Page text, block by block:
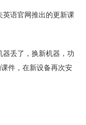
语官网推出的更新课
丢了，换新机器，功
件，在新设备再次安